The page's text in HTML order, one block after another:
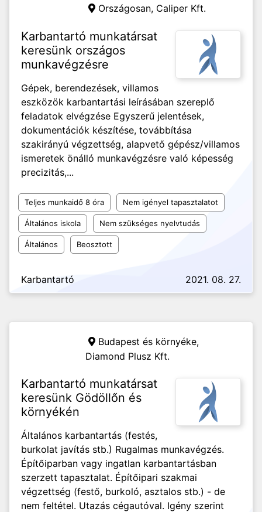
Országosan, Caliper Kft.
Karbantartó munkatársat
keresünk országos
munkavégzésre
Gépek, berendezések, villamos
eszközök karbantartási leírásában szereplő
feladatok elvégzése Egyszerű jelentések,
dokumentációk készítése, továbbítása
szakirányú végzettség, alapvető gépész/villamos
ismeretek önálló munkavégzésre való képesség
precizitás,...
Teljes munkaidő 8 óra Nem igényel tapasztalatot
Általános iskola Nem szükséges nyelvtudás
Általános Beosztott
Karbantartó 2021. 08. 27.
Budapest és környéke,
Diamond Plusz Kft.
Karbantartó munkatársat
keresünk Gödöllőn és
környékén
Általános karbantartás (festés,
burkolat javítás stb.) Rugalmas munkavégzés.
Építőiparban vagy ingatlan karbantartásban
szerzett tapasztalat. Építőipari szakmai
végzettség (festő, burkoló, asztalos stb.) - de
nem feltétel. Utazás cégautóval. Igény szerint